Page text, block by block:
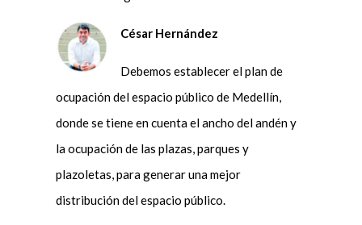
César Hernández
Debemos establecer el plan de
ocupación del espacio público de Medellín,
donde se tiene en cuenta el ancho del andén y
la ocupación de las plazas, parques y
plazoletas, para generar una mejor
distribución del espacio público.